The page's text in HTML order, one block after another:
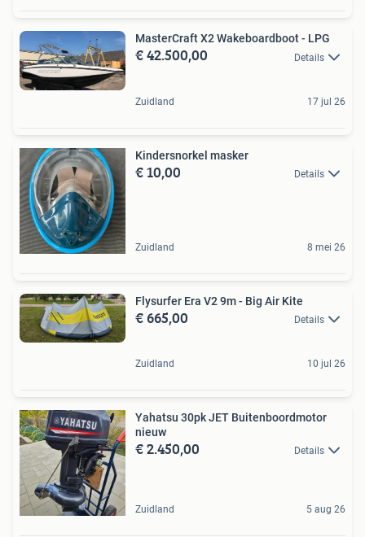
MasterCraft X2 Wakeboardboot - LPG
€ 42.500,00 Details
Zuidland 17 jul 26
Kindersnorkel masker
€ 10,00 Details
Zuidland 8 mei 26
Flysurfer Era V2 9m - Big Air Kite
€ 665,00 Details
Zuidland 10 jul 26
Yahatsu 30pk JET Buitenboordmotor
nieuw
€ 2.450,00 Details
Zuidland 5 aug 26